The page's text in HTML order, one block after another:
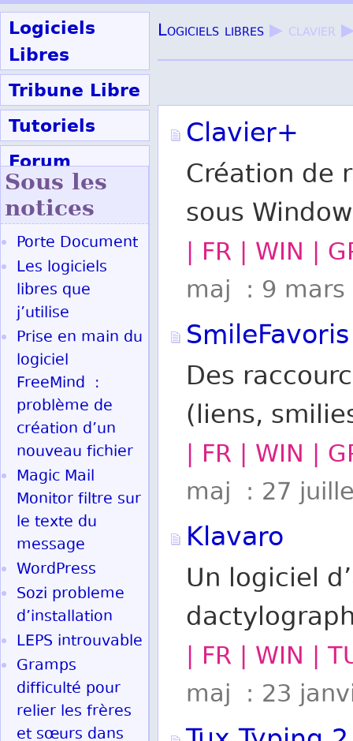
Logiciels
Libres
Tribune Libre
Tutoriels
Forum
Participer
Logiciels libres ▶ clavier
Clavier+
Création de
sous
| FR | WIN |
maj : 9 mars
SmileFavoris
Des
(liens,
| FR | WIN |
maj : 27
Klavaro
Un logiciel
| FR | WIN |
maj : 23
Sous les
notices
Porte Document
Les logiciels
libres que
j’utilise
Prise en main du
logiciel
FreeMind :
problème de
création d’un
nouveau fichier
Magic Mail
Monitor filtre sur
le texte du
message
WordPress
Sozi probleme
d’installation
LEPS introuvable
Gramps
difficulté pour
relier les frères
et sœurs dans